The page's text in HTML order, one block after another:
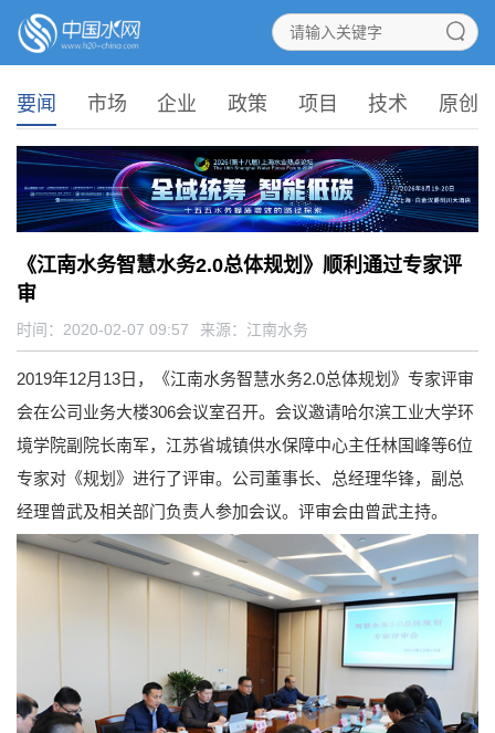
要闻 市场 企业 政策 项目 技术 原创
《江南水务智慧水务2.0总体规划》顺利通过专家评
审
时间：2020-02-07 09:57 来源： 江南水务
2019年12月13日，《江南水务智慧水务2.0总体规划》专家评审
会在公司业务大楼306会议室召开。会议邀请哈尔滨工业大学环
境学院副院长南军，江苏省城镇供水保障中心主任林国峰等6位
专家对《规划》进行了评审。公司董事长、总经理华锋，副总
经理曾武及相关部门负责人参加会议。评审会由曾武主持。